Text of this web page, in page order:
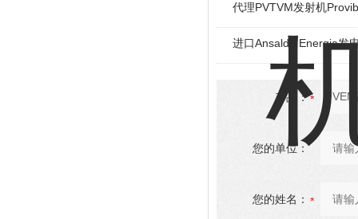
代理PVTVM发射机
进口Ansaldo Energia发
产品：
您的单位：
您的姓名：